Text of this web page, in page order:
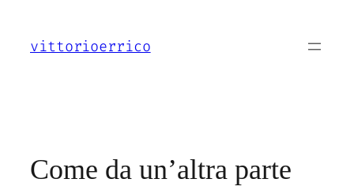
contenuto
vittorioerrico
Come da un’altra parte